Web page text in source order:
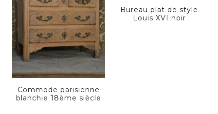
Commode parisienne
blanchie 18ème siècle
Bureau plat de style
Louis XVI noir